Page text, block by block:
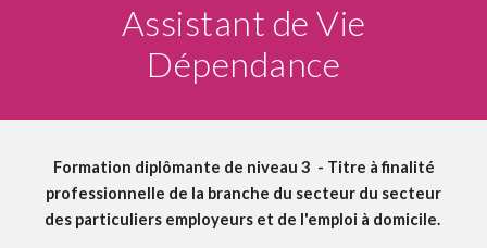
Assistant de Vie
Dépendance
Formation diplômante de niveau 3 - Titre à finalité
professionnelle de la branche du secteur du secteur
des particuliers employeurs et de l'emploi à domicile.